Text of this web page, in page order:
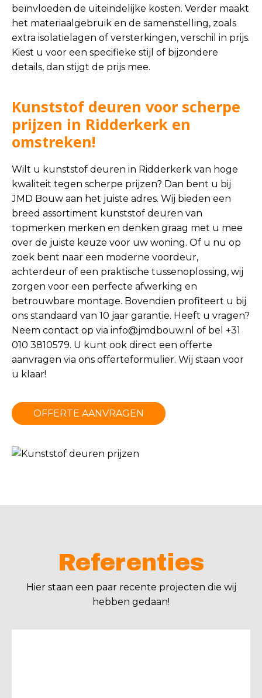
beïnvloeden de uiteindelijke kosten. Verder maakt
het materiaalgebruik en de samenstelling, zoals
extra isolatielagen of versterkingen, verschil in prijs.
Kiest u voor een specifieke stijl of bijzondere
details, dan stijgt de prijs mee.
Kunststof deuren voor scherpe
prijzen in Ridderkerk en
omstreken!
Wilt u kunststof deuren in Ridderkerk van hoge
kwaliteit tegen scherpe prijzen? Dan bent u bij
JMD Bouw aan het juiste adres. Wij bieden een
breed assortiment kunststof deuren van
topmerken merken en denken graag met u mee
over de juiste keuze voor uw woning. Of u nu op
zoek bent naar een moderne voordeur,
achterdeur of een praktische tussenoplossing, wij
zorgen voor een perfecte afwerking en
betrouwbare montage. Bovendien profiteert u bij
ons standaard van 10 jaar garantie. Heeft u vragen?
Neem contact op via info@jmdbouw.nl of bel +31
010 3810579. U kunt ook direct een offerte
aanvragen via ons offerteformulier. Wij staan voor
u klaar!
OFFERTE AANVRAGEN
Referenties
Hier staan een paar recente projecten die wij
hebben gedaan!